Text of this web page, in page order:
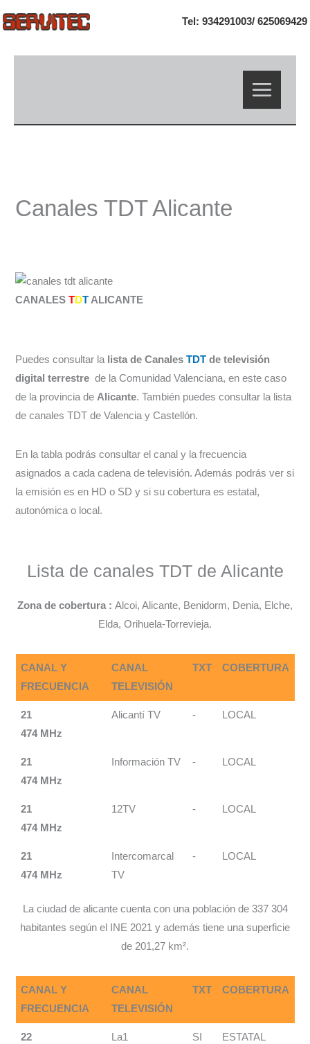
al
Tel: 934291003/ 625069429
Canales TDT Alicante
CANALESTDTALICANTE
Puedes consultar la lista de CanalesTDTde televisión
digital terrestre de la Comunidad Valenciana, en este caso
de la provincia de Alicante. También puedes consultar la lista
de canales TDT de Valencia y Castellón.
En la tabla podrás consultar el canal y la frecuencia
asignados a cada cadena de televisión. Además podrás ver si
la emisión es en HD o SD y si su cobertura es estatal,
autonómica o local.
Lista de canales TDT de Alicante
Zona de cobertura : Alcoi, Alicante, Benidorm, Denia, Elche,
Elda, Orihuela-Torrevieja.
CANAL Y
FRECUENCIA
CANAL
TELEVISIÓN
TXT COBERTURA
21
474 MHz
Alicantí TV - LOCAL
21
474 MHz
Información TV - LOCAL
21
474 MHz
12TV - LOCAL
21
474 MHz
Intercomarcal
TV
- LOCAL
La ciudad de alicante cuenta con una población de 337 304
habitantes según el INE 2021 y además tiene una superficie
de 201,27 km².
CANAL Y
FRECUENCIA
CANAL
TELEVISIÓN
TXT COBERTURA
22
La1 SI ESTATAL